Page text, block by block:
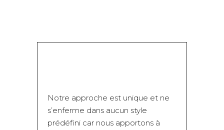
Notre approche est unique et ne
s’enferme dans aucun style
prédéfini car nous apportons à